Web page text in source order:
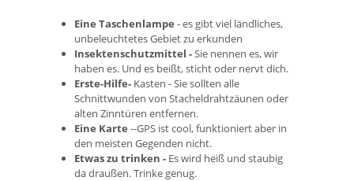
Eine Taschenlampe - es gibt viel ländliches,
unbeleuchtetes Gebiet zu erkunden
Insektenschutzmittel -Sie nennen es, wir
haben es. Und es beißt, sticht oder nervt dich.
Erste-Hilfe- Kasten - Sie sollten alle
Schnittwunden von Stacheldrahtzäunen oder
alten Zinntüren entfernen.
Eine Karte --GPS ist cool, funktioniert aber in
den meisten Gegenden nicht.
Etwas zu trinken - Es wird heiß und staubig
da draußen. Trinke genug.